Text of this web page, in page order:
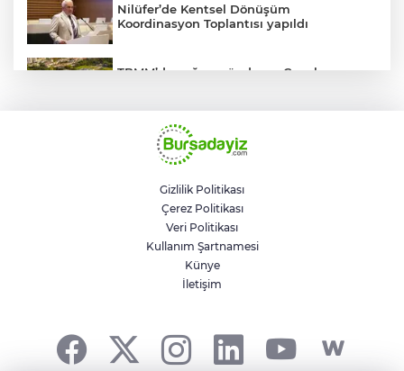
Nilüfer’de Kentsel Dönüşüm
Koordinasyon Toplantısı yapıldı
TBMM’de yoğun gündem... Çocuk
BUSKİ'den su tarifeleri açıklaması... Aylık
güncelleme yeni zam uygulaması değil
Geleceğin milli kaykaycıları
Osmangazi’de yarışıyor
Gizlilik Politikası
Çerez Politikası
Veri Politikası
Kullanım Şartnamesi
Künye
İletişim